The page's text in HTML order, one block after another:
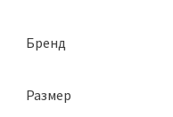
Бренд
Размер